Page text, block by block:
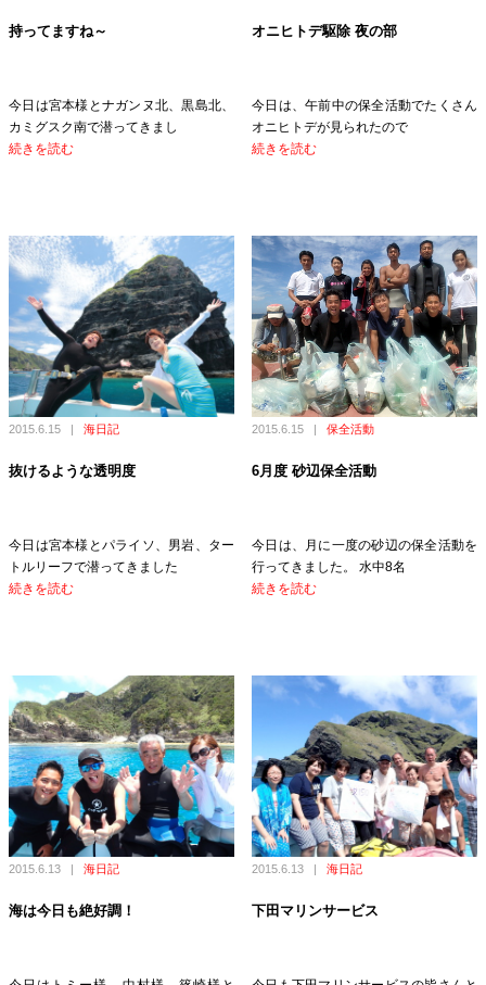
持ってますね～
今日は宮本様とナガンヌ北、黒島北、
カミグスク南で潜ってきまし
続きを読む
オニヒトデ駆除 夜の部
今日は、午前中の保全活動でたくさん
オニヒトデが見られたので
続きを読む
2015.6.15 | 海日記
抜けるような透明度
今日は宮本様とパライソ、男岩、ター
トルリーフで潜ってきました
続きを読む
2015.6.15 | 保全活動
6月度 砂辺保全活動
今日は、月に一度の砂辺の保全活動を
行ってきました。 水中8名
続きを読む
2015.6.13 | 海日記
海は今日も絶好調！
2015.6.13 | 海日記
下田マリンサービス